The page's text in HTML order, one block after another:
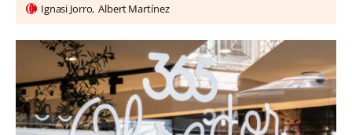
Ignasi Jorro Albert Martínez